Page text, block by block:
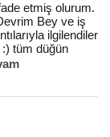
etmiş olurum.
Bey ve iş
ilgilendiler
tüm düğün